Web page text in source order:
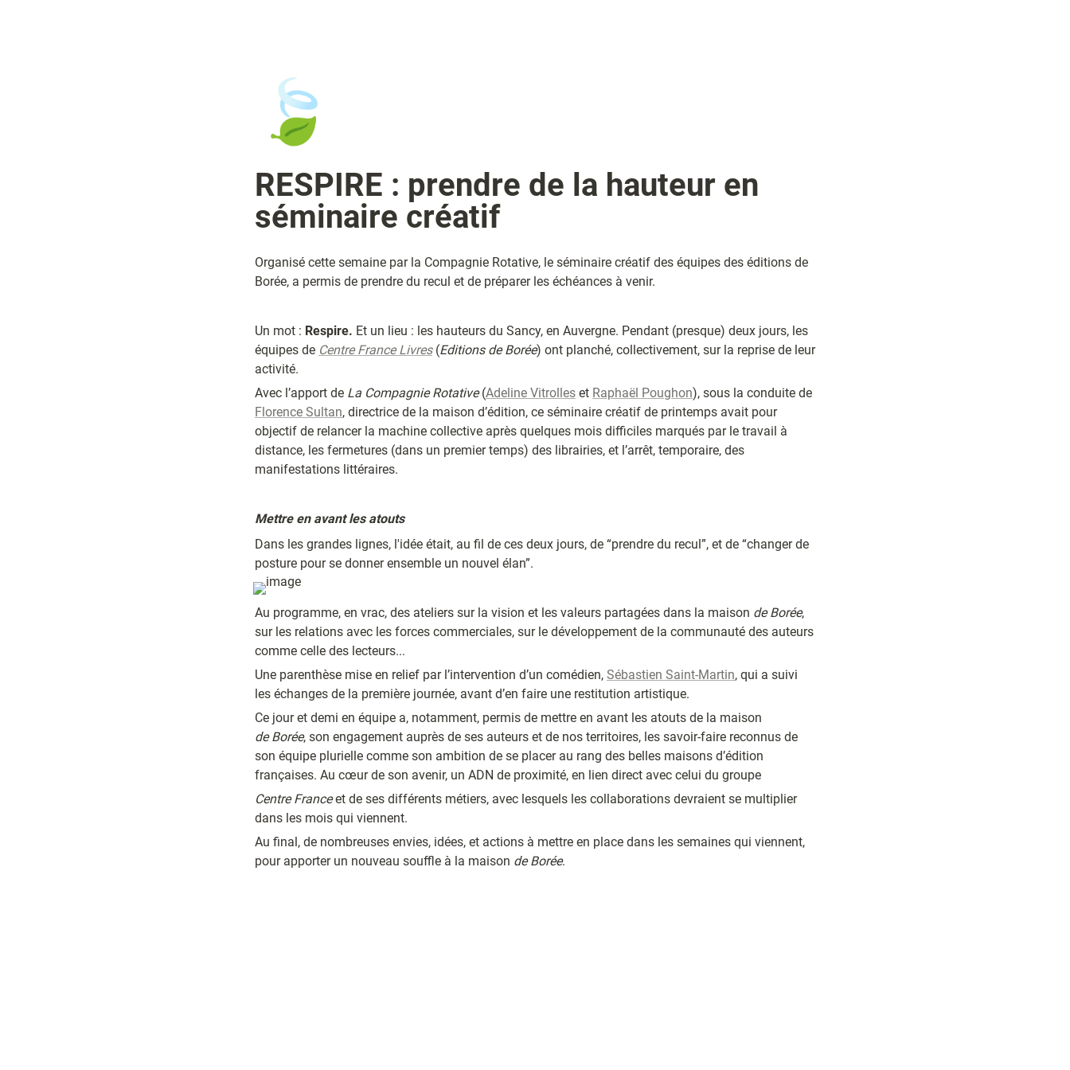
🍃
RESPIRE : prendre de la hauteur en
séminaire créatif
Organisé cette semaine par la Compagnie Rotative, le séminaire créatif des équipes des éditions de
Borée, a permis de prendre du recul et de préparer les échéances à venir.
Un mot : Respire. Et un lieu : les hauteurs du Sancy, en Auvergne. Pendant (presque) deux jours, les
équipes de Centre France Livres (Editions de Borée) ont planché, collectivement, sur la reprise de leur
activité.
Avec l’apport de La Compagnie Rotative (Adeline Vitrolles et Raphaël Poughon
Florence Sultan, directrice de la maison d’édition, ce séminaire créatif de printemps avait pour
objectif de relancer la machine collective après quelques mois difficiles marqués par le travail à
distance, les fermetures (dans un premier temps) des librairies, et l’arrêt, temporaire, des
manifestations littéraires.
Mettre en avant les atouts
Dans les grandes lignes, l'idée était, au fil de ces deux jours, de “prendre du recul”, et de “changer de
posture pour se donner ensemble un nouvel élan”.
Au programme, en vrac, des ateliers sur la vision et les valeurs partagées dans la maison de Borée,
sur les relations avec les forces commerciales, sur le développement de la communauté des auteurs
comme celle des lecteurs...
Une parenthèse mise en relief par l’intervention d’un comédien, Sébastien Saint-Martin, qui a suivi
les échanges de la première journée, avant d’en faire une restitution artistique.
de Borée, son engagement auprès de ses auteurs et de nos territoires, les savoir-faire reconnus de
son équipe plurielle comme son ambition de se placer au rang des belles maisons d’édition
françaises. Au cœur de son avenir, un ADN de proximité, en lien direct avec celui du groupe
Centre France et de ses différents métiers, avec lesquels les collaborations devraient se multiplier
dans les mois qui viennent.
Au final, de nombreuses envies, idées, et actions à mettre en place dans les semaines qui viennent,
pour apporter un nouveau souffle à la maison de Borée.